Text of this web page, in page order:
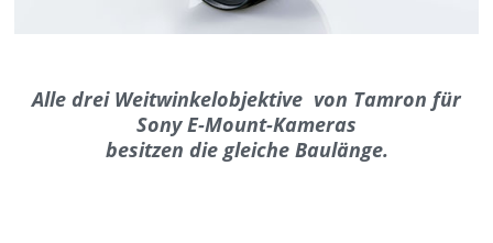
Alle drei Weitwinkelobjektive von Tamron für
Sony E-Mount-Kameras
besitzen die gleiche Baulänge.